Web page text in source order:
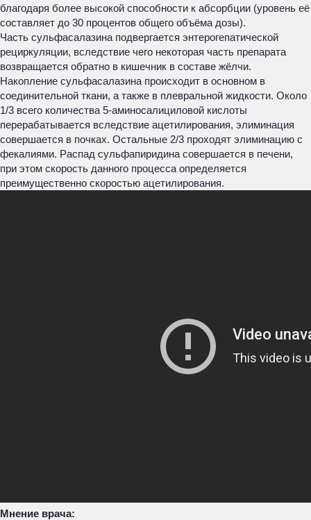
благодаря более высокой способности к абсорбции (уровень её
составляет до 30 процентов общего объёма дозы).
Часть сульфасалазина подвергается энтерогепатической
рециркуляции, вследствие чего некоторая часть препарата
возвращается обратно в кишечник в составе жёлчи.
Накопление сульфасалазина происходит в основном в
соединительной ткани, а также в плевральной жидкости. Около
1/3 всего количества 5-аминосалициловой кислоты
перерабатывается вследствие ацетилирования, элиминация
совершается в почках. Остальные 2/3 проходят элиминацию с
фекалиями. Распад сульфапиридина совершается в печени,
при этом скорость данного процесса определяется
преимущественно скоростью ацетилирования.
Мнение врача: